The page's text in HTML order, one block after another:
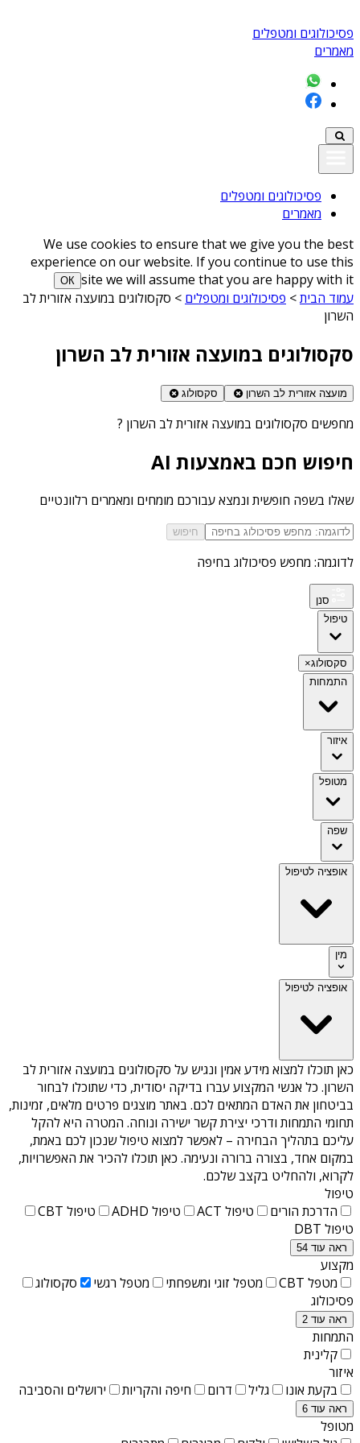
פסיכולוגים ומטפלים
מאמרים
פסיכולוגים ומטפלים
מאמרים
We use cookies to ensure that we give you the best
experience on our website. If you continue to use this
site we will assume that you are happy with it
ОК
עמוד הבית> פסיכולוגים ומטפלים > סקסולוגים במועצה אזורית לב
השרון
סקסולוגים במועצה אזורית לב השרון
מועצה אזורית לב השרון סקסולוג
מחפשים סקסולוגים במועצה אזורית לב השרון ?
חיפוש חכם באמצעות AI
שאלו בשפה חופשית ונמצא עבורכם מומחים ומאמרים רלוונטיים
חיפוש
לדוגמה: מחפש פסיכולוג בחיפה
סנן
טיפול
סקסולוג×
התמחות
איזור
מטופל
שפה
אופציה לטיפול
מין
אופציה לטיפול
כאן תוכלו למצוא מידע אמין ונגיש על סקסולוגים במועצה אזורית לב
השרון. כל אנשי המקצוע עברו בדיקה יסודית, כדי שתוכלו לבחור
בביטחון את האדם המתאים לכם. באתר מוצגים פרטים מלאים, זמינות,
תחומי התמחות ודרכי יצירת קשר ישירה ונוחה. המטרה היא להקל
עליכם בתהליך הבחירה – לאפשר למצוא טיפול שנכון לכם באמת,
במקום אחד, בצורה ברורה ונעימה. כאן תוכלו להכיר את האפשרויות,
לקרוא, ולהחליט בקצב שלכם.
טיפול
הדרכת הורים
טיפול ACT טיפול ADHD
טיפול CBT
טיפול DBT
ראה עוד 54
מקצוע
מטפל CBT
מטפל זוגי ומשפחתי מטפל רגשי
סקסולוג
פסיכולוג
ראה עוד 2
התמחות
קלינית
איזור
בקעת אונו
גליל דרום חיפה והקריות ירושלים והסביבה
ראה עוד 6
מטופל